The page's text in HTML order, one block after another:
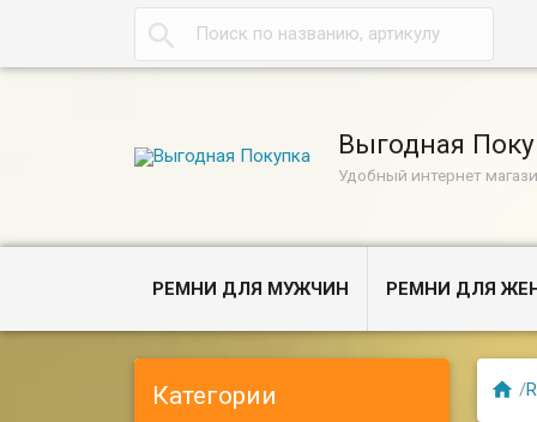

Выгодная
Удобный интернет
РЕМНИ ДЛЯ МУЖЧИН РЕМНИ ДЛЯ
Категории  /